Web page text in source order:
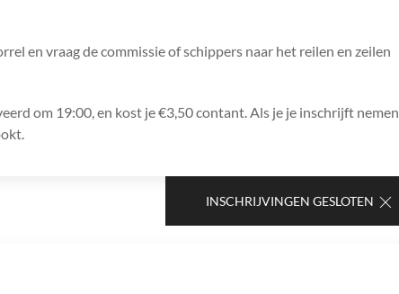
en vraag de commissie of schippers naar het reilen en zeilen
om 19:00, en kost je €3,50 contant. Als je je inschrijft nemen
INSCHRIJVINGEN GESLOTEN